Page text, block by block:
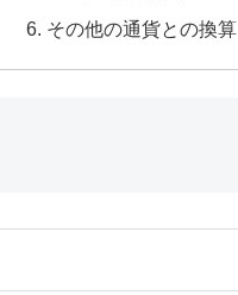
その他の通貨との換算